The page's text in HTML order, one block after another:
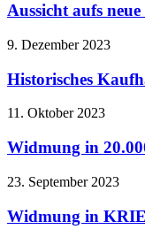
Aussicht aufs
9. Dezember 2023
Historisches
11. Oktober 2023
Widmung in
23. September 2023
Widmung in